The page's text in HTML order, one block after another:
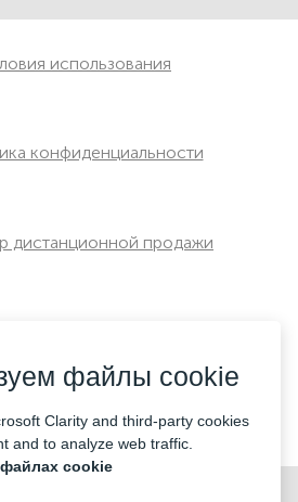
использования
конфиденциальности
дистанционной продажи
Контакты
файлы cookie
Clarity and third-party cookies
and to analyze web traffic.
cookie